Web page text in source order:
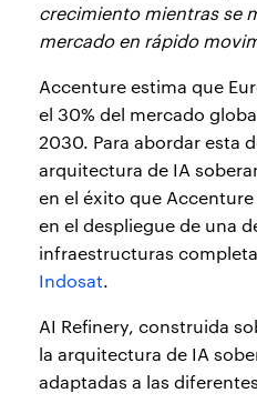
crecimiento mientras se
mercado en rápido
Accenture estima que
el 30% del mercado
2030. Para abordar esta
arquitectura de IA
en el éxito que
en el despliegue de una
infraestructuras
Indosat.
AI Refinery, construida
la arquitectura de IA
adaptadas a las